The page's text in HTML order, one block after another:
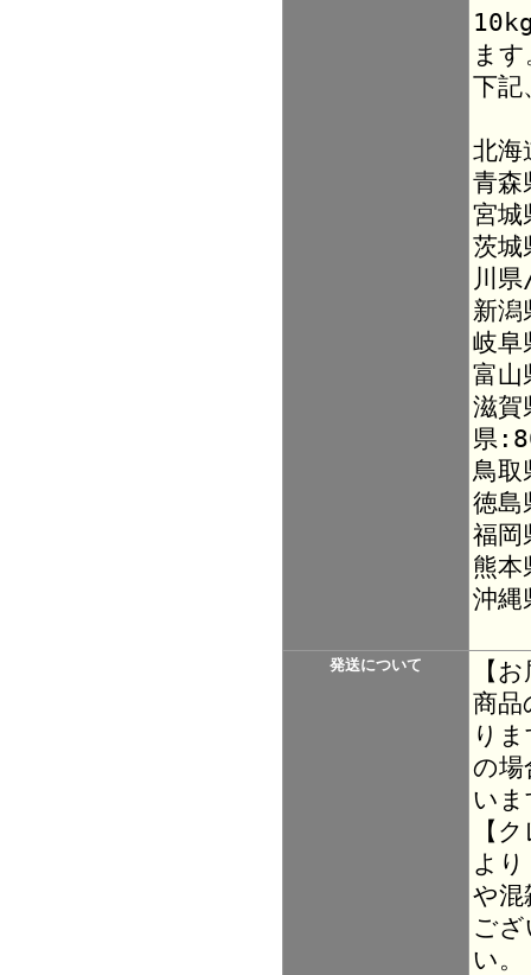
ま
下記
北海
青
宮
茨
川
新
岐
富
滋
県
鳥
徳
福
熊
沖縄
発送について
【
商品
り
の場
い
【
よ
や混
ご
い